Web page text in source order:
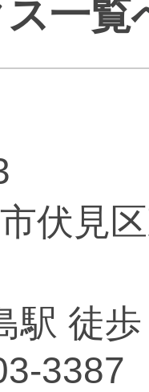
一覧
伏見
駅 徒
3387